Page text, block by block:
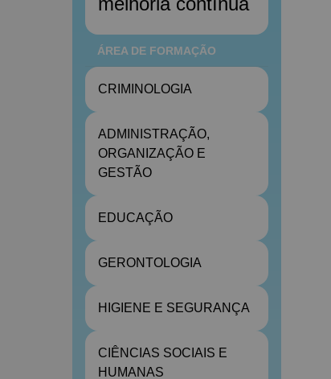
ÁREA DE FORMAÇÃO
CRIMINOLOGIA
ADMINISTRAÇÃO,
ORGANIZAÇÃO E
GESTÃO
EDUCAÇÃO
GERONTOLOGIA
HIGIENE E SEGURANÇA
CIÊNCIAS SOCIAIS E
HUMANAS